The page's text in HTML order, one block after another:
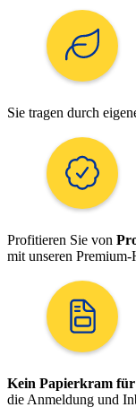
Sie tragen durch
Profitieren Sie von
mit unseren Premium-
Kein Papierkram für
die Anmeldung und